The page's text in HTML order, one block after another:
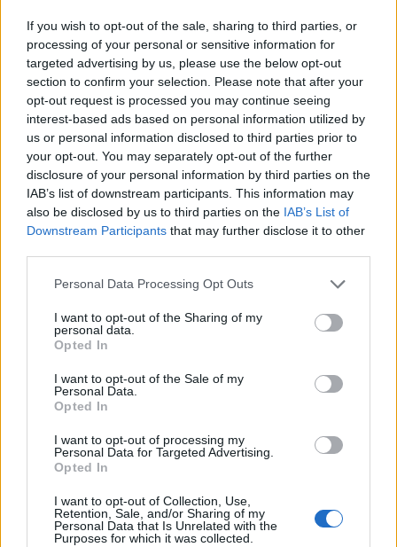
If you wish to opt-out of the sale, sharing to third parties, or
processing of your personal or sensitive information for
targeted advertising by us, please use the below opt-out
section to confirm your selection. Please note that after your
opt-out request is processed you may continue seeing
interest-based ads based on personal information utilized by
us or personal information disclosed to third parties prior to
your opt-out. You may separately opt-out of the further
disclosure of your personal information by third parties on the
IAB’s list of downstream participants. This information may
also be disclosed by us to third parties on the IAB’s List of
Downstream Participants that may further disclose it to other
Personal Data Processing Opt Outs
I want to opt-out of the Sharing of my
personal data.
Opted In
I want to opt-out of the Sale of my
Personal Data.
Opted In
I want to opt-out of processing my
Personal Data for Targeted Advertising.
Opted In
I want to opt-out of Collection, Use,
Retention, Sale, and/or Sharing of my
Personal Data that Is Unrelated with the
Purposes for which it was collected.
sa predea la fel si in mod egal si pentru copilul din
Ruginoasa natala a Buzatului, cat si pentru copilul
din Bucuresti.
In loc de scoli cu toilette in curte, dar care costa
enorm, echipamente performante pentru profesor
si copii.
Decat „biblioteci” goale de carti si oameni, dar care
platesc salarii pesedailor de provincie, mai bine
biblioteci virtuale si plata drepturilor de autor
pentru carti adevarate, nu compilatiile jalnice cu
Aveti curaj? Fie si pentru un sistem alternativ dar cu
Răspundeți
LĂSAȚI UN MESAJ